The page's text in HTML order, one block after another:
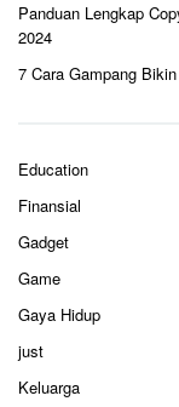
Panduan Lengkap
2024
7 Cara Gampang
Education
Finansial
Gadget
Game
Gaya Hidup
just
Keluarga